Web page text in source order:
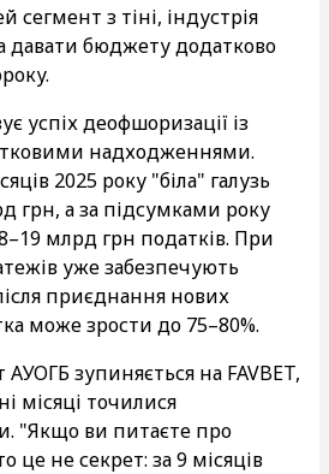
з тіні, індустрія
давати бюджету додатково
успіх деофшоризації із
надходженнями.
2025 року "біла" галузь
грн, а за підсумками року
млрд грн податків. При
уже забезпечують
приєднання нових
може зрости до 75–80%.
зупиняється на FAVBET,
місяці точилися
"Якщо ви питаєте про
це не секрет: за 9 місяців